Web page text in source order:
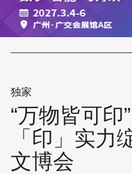
独家
“万物皆可印
「印」实力
文博会